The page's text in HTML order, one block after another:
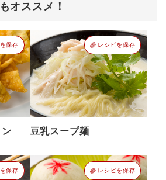
オススメ！
保存 レシピを保存
豆乳スープ麺
保存 レシピを保存